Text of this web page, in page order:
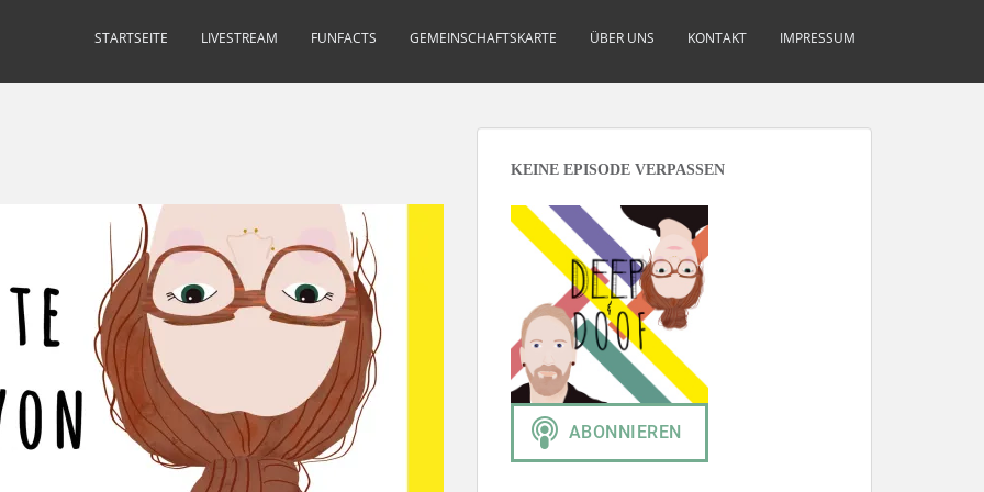
STARTSEITE LIVESTREAM FUNFACTS GEMEINSCHAFTSKARTE ÜBER UNS KONTAKT IMPRESSUM
KEINE EPISODE VERPASSEN